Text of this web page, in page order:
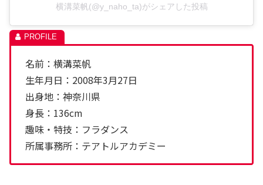
横溝菜帆(@y_naho_ta)がシェアした投稿
名前：横溝菜帆
生年月日：2008年3月27日
出身地：神奈川県
身長：136cm
趣味・特技：フラダンス
所属事務所：テアトルアカデミー